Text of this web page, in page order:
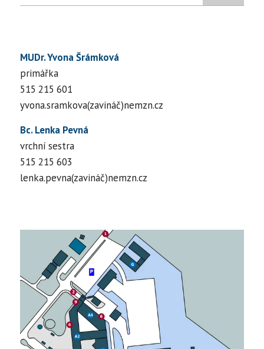
MUDr. Yvona Šrámková
primářka
515 215 601
yvona.sramkova(zavináč)nemzn.cz
Bc. Lenka Pevná
vrchní sestra
515 215 603
lenka.pevna(zavináč)nemzn.cz